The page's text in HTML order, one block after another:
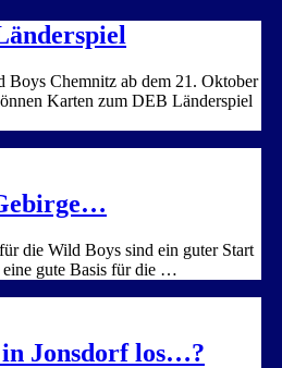
Boys Chemnitz ab dem 21. Oktober
Karten zum DEB Länderspiel
die Wild Boys sind ein guter Start
gute Basis für die …
in Jonsdorf los…?